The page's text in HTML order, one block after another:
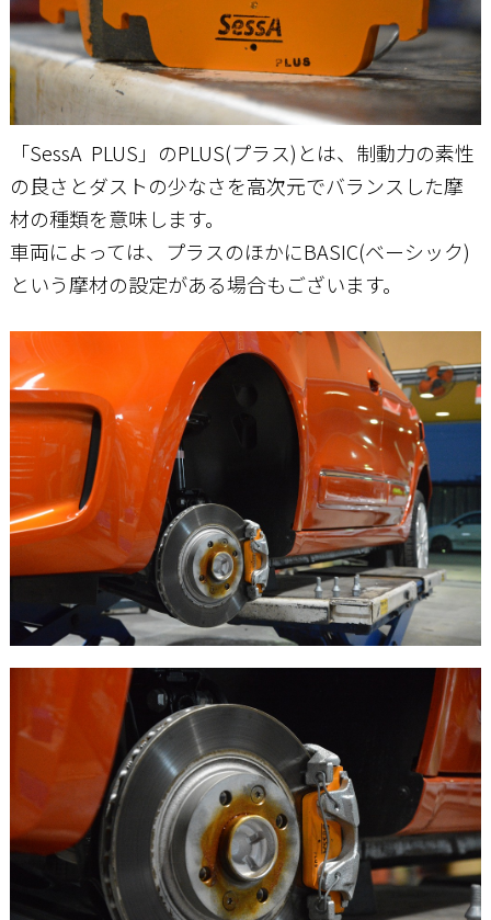
「SessA PLUS」のPLUS(プラス)とは、制動力の素性
の良さとダストの少なさを高次元でバランスした摩
材の種類を意味します。
車両によっては、プラスのほかにBASIC(ベーシック)
という摩材の設定がある場合もございます。